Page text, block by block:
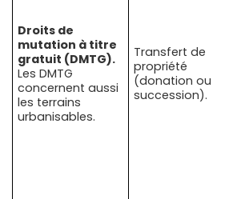
Droits de
mutation à titre
gratuit (DMTG).
Les DMTG
concernent aussi
les terrains
urbanisables.
Transfert de
propriété
(donation ou
succession).